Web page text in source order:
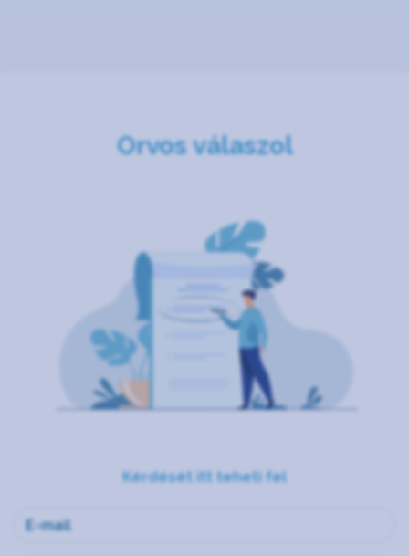
Orvos válaszol
Kérdését itt teheti fel